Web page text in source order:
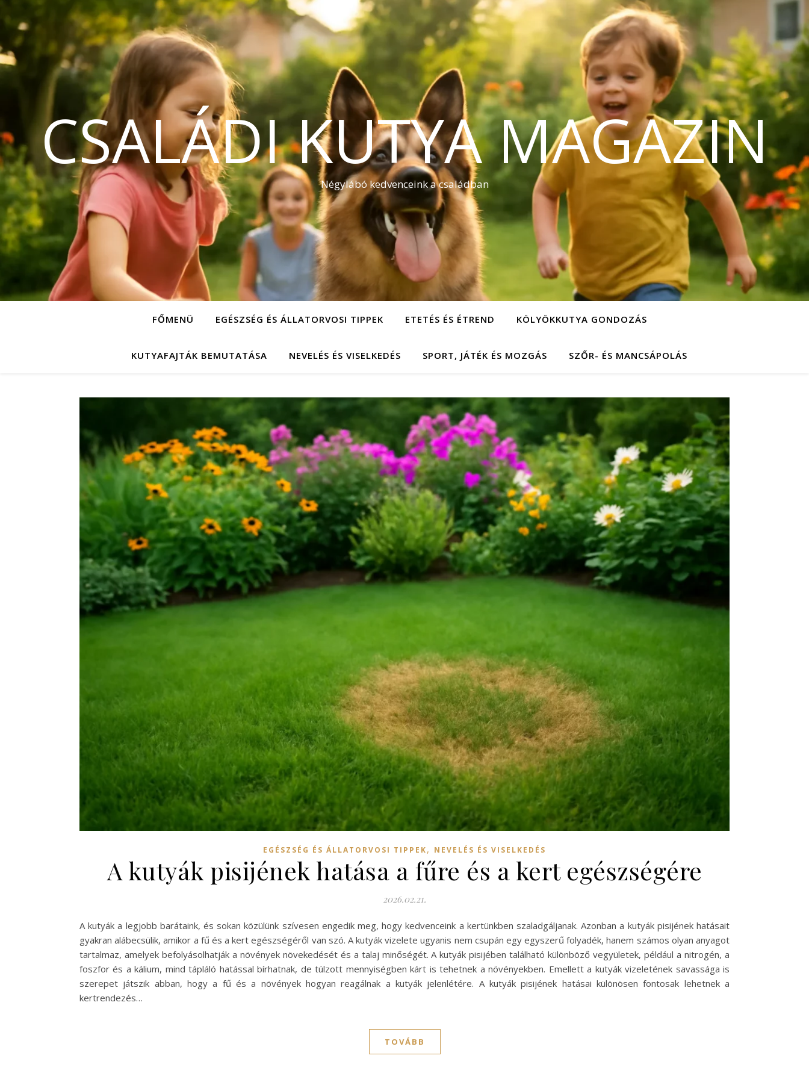
CSALÁDI KUTYA MAGAZIN
Négylábó kedvenceink a családban
FŐMENÜ EGÉSZSÉG ÉS ÁLLATORVOSI TIPPEK ETETÉS ÉS ÉTREND KÖLYÖKKUTYA GONDOZÁS
KUTYAFAJTÁK BEMUTATÁSA NEVELÉS ÉS VISELKEDÉS SPORT, JÁTÉK ÉS MOZGÁS SZŐR- ÉS MANCSÁPOLÁS
EGÉSZSÉG ÉS ÁLLATORVOSI TIPPEK, NEVELÉS ÉS VISELKEDÉS
A kutyák pisijének hatása a fűre és a kert egészségére
2026.02.21.
A kutyák a legjobb barátaink, és sokan közülünk szívesen engedik meg, hogy kedvenceink a kertünkben szaladgáljanak. Azonban a kutyák pisijének hatásait
gyakran alábecsülik, amikor a fű és a kert egészségéről van szó. A kutyák vizelete ugyanis nem csupán egy egyszerű folyadék, hanem számos olyan anyagot
tartalmaz, amelyek befolyásolhatják a növények növekedését és a talaj minőségét. A kutyák pisijében található különböző vegyületek, például a nitrogén, a
foszfor és a kálium, mind tápláló hatással bírhatnak, de túlzott mennyiségben kárt is tehetnek a növényekben. Emellett a kutyák vizeletének savassága is
szerepet játszik abban, hogy a fű és a növények hogyan reagálnak a kutyák jelenlétére. A kutyák pisijének hatásai különösen fontosak lehetnek a
kertrendezés…
TOVÁBB